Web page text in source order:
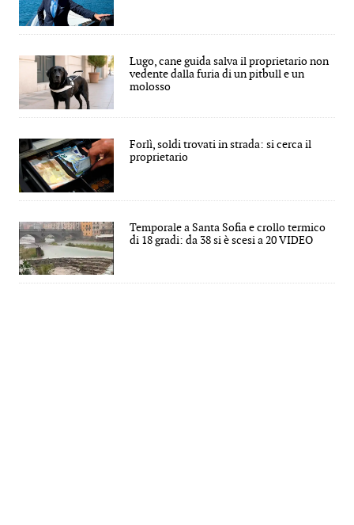
Lugo, cane guida salva il proprietario non
vedente dalla furia di un pitbull e un
molosso
Forlì, soldi trovati in strada: si cerca il
proprietario
Temporale a Santa Sofia e crollo termico
di 18 gradi: da 38 si è scesi a 20 VIDEO